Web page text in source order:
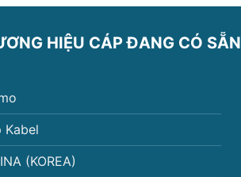
HIỆU CÁP ĐANG CÓ SẴN
Kabel
(KOREA)